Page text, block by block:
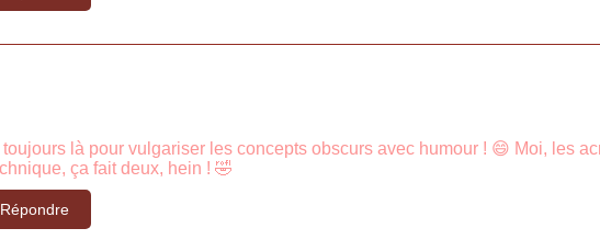
là pour vulgariser les concepts obscurs avec humour ! 😄 Moi, les
ça fait deux, hein ! 🤣
Répondre